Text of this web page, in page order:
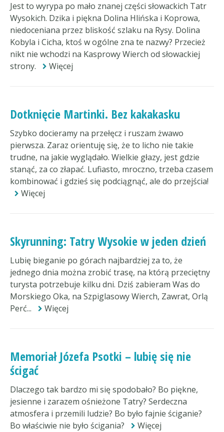
Jest to wyrypa po mało znanej części słowackich Tatr
Wysokich. Dzika i piękna Dolina Hlińska i Koprowa,
niedoceniana przez bliskość szlaku na Rysy. Dolina
Kobyla i Cicha, ktoś w ogólne zna te nazwy? Przecież
nikt nie wchodzi na Kasprowy Wierch od słowackiej
strony.
Więcej
Dotknięcie Martinki. Bez kakakasku
Szybko docieramy na przełęcz i ruszam żwawo
pierwsza. Zaraz orientuję się, że to licho nie takie
trudne, na jakie wyglądało. Wielkie głazy, jest gdzie
stanąć, za co złapać. Lufiasto, mroczno, trzeba czasem
kombinować i gdzieś się podciągnąć, ale do przejścia!
Więcej
Skyrunning: Tatry Wysokie w jeden dzień
Lubię bieganie po górach najbardziej za to, że
jednego dnia można zrobić trasę, na którą przeciętny
turysta potrzebuje kilku dni. Dziś zabieram Was do
Morskiego Oka, na Szpiglasowy Wierch, Zawrat, Orlą
Perć...
Więcej
Memoriał Józefa Psotki – lubię się nie
ścigać
Dlaczego tak bardzo mi się spodobało? Bo piękne,
jesienne i zarazem ośnieżone Tatry? Serdeczna
atmosfera i przemili ludzie? Bo było fajnie ściganie?
Bo właściwie nie było ścigania?
Więcej